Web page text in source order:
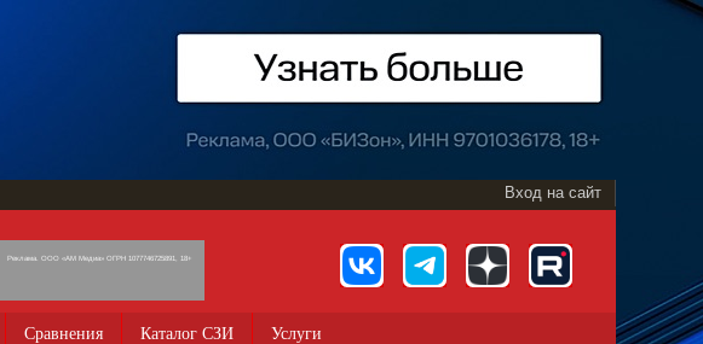
Вход на сайт
Реклама. ООО «АМ Медиа» ОГРН 1077746725891, 18+
Сравнения Каталог СЗИ Услуги